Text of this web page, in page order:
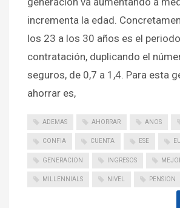
incrementa la edad.
los 23 a los 30 años es el
contratación, duplicando el
seguros, de 0,7 a 1,4. Para esta
ahorrar es,
ADEMAS AHORRAR ANOS
CONFIA CUENTA ESE
GENERACION INGRESOS
MILLENNIALS NIVEL PENSION